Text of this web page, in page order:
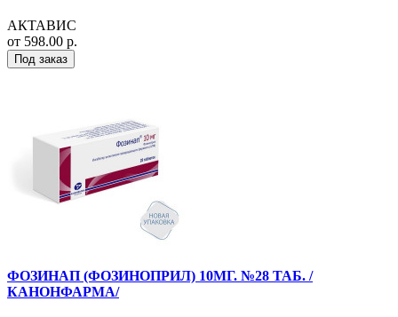
АКТАВИС
от 598.00 р.
Под заказ
ФОЗИНАП (ФОЗИНОПРИЛ) 10МГ. №28 ТАБ. /
КАНОНФАРМА/